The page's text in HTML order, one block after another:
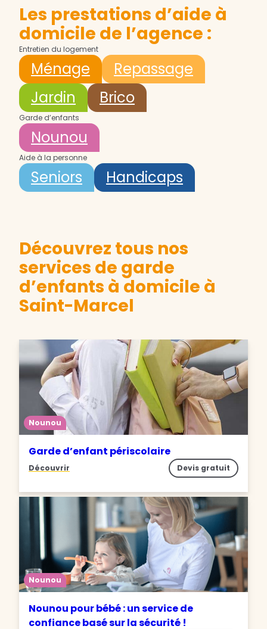
Les prestations d’aide à
domicile de l’agence :
Entretien du logement
Ménage
Repassage
Jardin
Brico
Garde d’enfants
Nounou
Aide à la personne
Seniors Handicaps
Découvrez tous nos
services de garde
d’enfants à domicile à
Saint-Marcel
Nounou
Garde d’enfant périscolaire
Découvrir Devis gratuit
Nounou
Nounou pour bébé : un service de
confiance basé sur la sécurité !